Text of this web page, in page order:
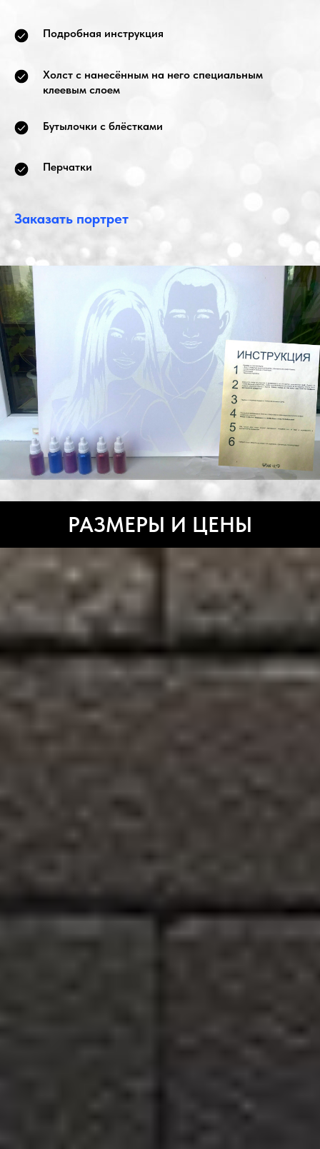
Подробная инструкция
Холст с нанесённым на него специальным
клеевым слоем
Бутылочки с блёстками
Перчатки
Заказать портрет
РАЗМЕРЫ И ЦЕНЫ